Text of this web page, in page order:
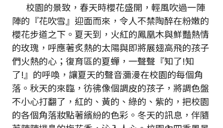
校園的景致，春天時櫻花盛開，輕風吹過一陣
陣的『花吹雪』迎面而來，令人不禁陶醉在粉嫩的
櫻花步道之下。夏天到，火紅的鳳凰木與鮮豔熱情
的玫瑰，呼應著炙熱的太陽與即將展翅高飛的孩子
們火熱的心；復育區的夏蟬，一聲聲『知了!知
了!』的呼喚，讓夏天的聲音瀰漫在校園的每個角
落。秋天的來臨，彷彿像個調皮的孩子，將調色盤
不小心打翻了，紅的、黃的、綠的、紫的，把校園
的各個角落妝點著繽紛的色彩。冬天的訊息，伴隨